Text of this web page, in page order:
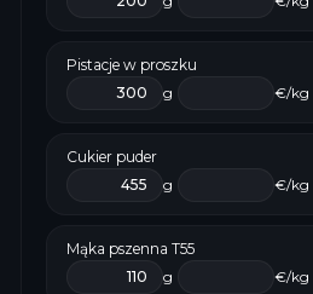
Pistacje w proszku
g
€/kg
Cukier puder
g
€/kg
Mąka pszenna T55
g
€/kg